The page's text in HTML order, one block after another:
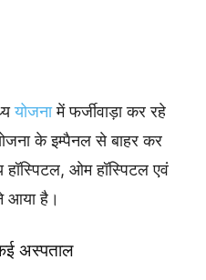
योजनामें फर्जीवाड़ा कर रहे
के इम्पैनल से बाहर कर
हॉस्पिटल, ओम हॉस्पिटल एवं
आया है।
अस्पताल